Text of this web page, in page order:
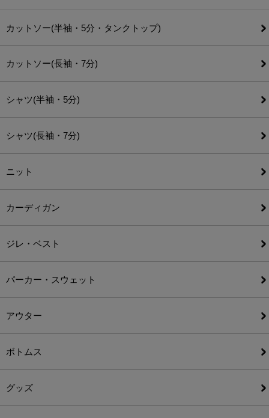
カットソー(半袖・5分・タンクトップ)
カットソー(長袖・7分)
シャツ(半袖・5分)
シャツ(長袖・7分)
ニット
カーディガン
ジレ・ベスト
パーカー・スウェット
アウター
ボトムス
グッズ